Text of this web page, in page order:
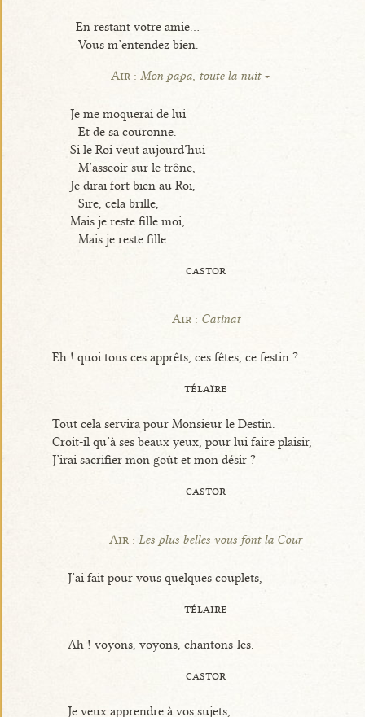
En restant votre amie...
Vous m’entendez bien.
Air :Mon papa, toute la nuit
Je me moquerai de lui
Et de sa couronne.
Si le Roi veut aujourd’hui
M’asseoir sur le trône,
Je dirai fort bien au Roi,
Sire, cela brille,
Mais je reste fille moi,
Mais je reste fille.
castor
Air : Catinat
Eh ! quoi tous ces apprêts, ces fêtes, ce festin ?
télaïre
Tout cela servira pour Monsieur le Destin.
Croit-il qu’à ses beaux yeux, pour lui faire plaisir,
J’irai sacrifier mon goût et mon désir ?
castor
Air :Les plus belles vous font la Cour
J’ai fait pour vous quelques couplets,
télaïre
Ah ! voyons, voyons, chantons-les.
castor
Je veux apprendre à vos sujets,